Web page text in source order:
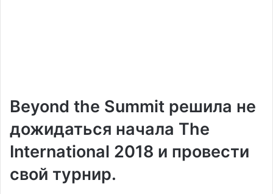
Beyond the Summit решила не
дожидаться начала The
International 2018 и провести
свой турнир.